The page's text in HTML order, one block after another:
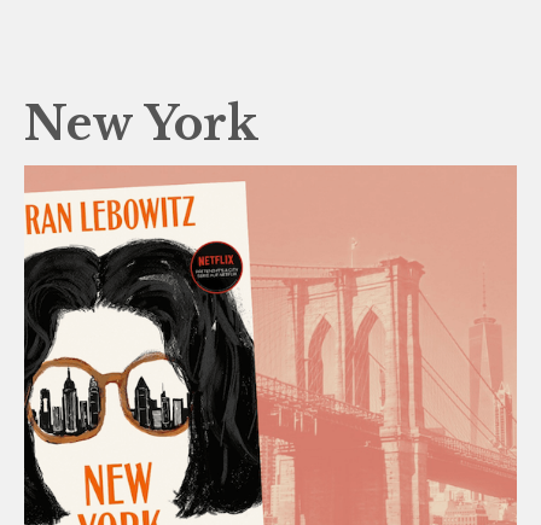
New York